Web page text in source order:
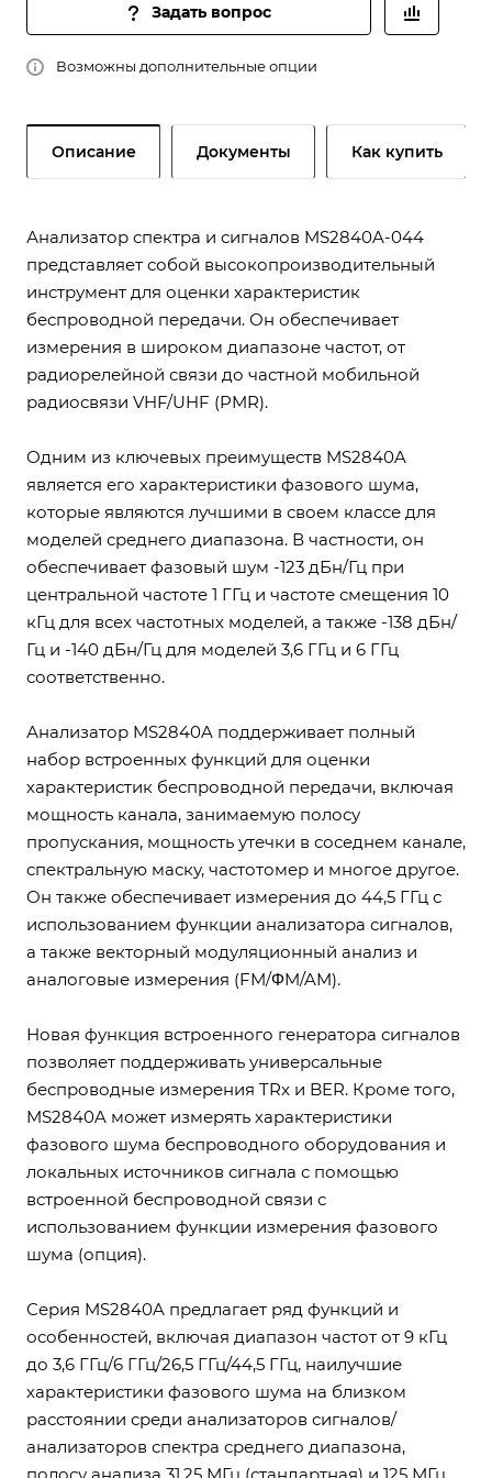
Задать вопрос
Возможны дополнительные опции
Описание Документы Как купить
Анализатор спектра и сигналов MS2840A-044
представляет собой высокопроизводительный
инструмент для оценки характеристик
беспроводной передачи. Он обеспечивает
измерения в широком диапазоне частот, от
радиорелейной связи до частной мобильной
радиосвязи VHF/UHF (PMR).
Одним из ключевых преимуществ MS2840A
является его характеристики фазового шума,
которые являются лучшими в своем классе для
моделей среднего диапазона. В частности, он
обеспечивает фазовый шум -123 дБн/Гц при
центральной частоте 1 ГГц и частоте смещения 10
кГц для всех частотных моделей, а также -138 дБн/
Гц и -140 дБн/Гц для моделей 3,6 ГГц и 6 ГГц
соответственно.
Анализатор MS2840A поддерживает полный
набор встроенных функций для оценки
характеристик беспроводной передачи, включая
мощность канала, занимаемую полосу
пропускания, мощность утечки в соседнем канале,
спектральную маску, частотомер и многое другое.
Он также обеспечивает измерения до 44,5 ГГц с
использованием функции анализатора сигналов,
а также векторный модуляционный анализ и
аналоговые измерения (FM/ΦM/AM).
Новая функция встроенного генератора сигналов
позволяет поддерживать универсальные
беспроводные измерения TRx и BER. Кроме того,
MS2840A может измерять характеристики
фазового шума беспроводного оборудования и
локальных источников сигнала с помощью
встроенной беспроводной связи с
использованием функции измерения фазового
шума (опция).
Серия MS2840A предлагает ряд функций и
особенностей, включая диапазон частот от 9 кГц
до 3,6 ГГц/6 ГГц/26,5 ГГц/44,5 ГГц, наилучшие
характеристики фазового шума на близком
расстоянии среди анализаторов сигналов/
анализаторов спектра среднего диапазона,